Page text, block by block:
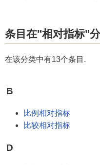
条目在"相对指标"
在该分类中有13个条目.
B
比例相对指标
比较相对指标
D